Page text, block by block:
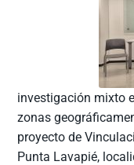
investigación mixto
zonas
proyecto de
Punta Lavapié,